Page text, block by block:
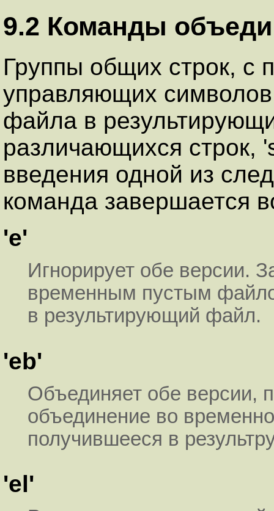
9.2 Команды
Группы общих строк, с
управляющих
файла в
различающихся строк,
введения одной из
команда завершается
'e'
Игнорирует обе версии.
временным пустым
в результирующий файл.
'eb'
Объединяет обе версии,
объединение во
получившееся в
'el'